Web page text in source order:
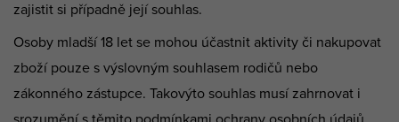
zajistit si případně její souhlas.
Osoby mladší 18 let se mohou účastnit aktivity či nakupovat
zboží pouze s výslovným souhlasem rodičů nebo
zákonného zástupce. Takovýto souhlas musí zahrnovat i